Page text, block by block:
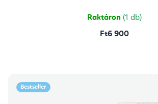
Raktáron (1 db)
Ft6 900
Bestseller